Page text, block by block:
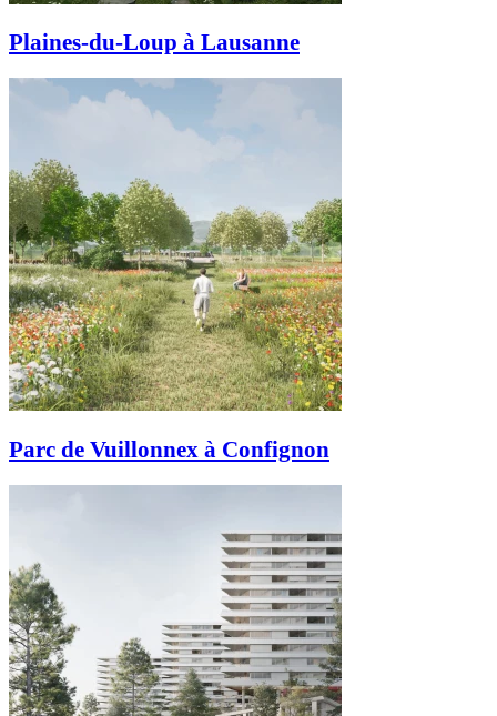
Plaines-du-Loup à Lausanne
Parc de Vuillonnex à Confignon